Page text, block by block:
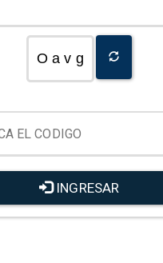
O a v g
INGRESAR